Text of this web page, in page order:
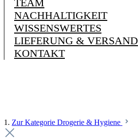
TEAM
NACHHALTIGKEIT
WISSENSWERTES
LIEFERUNG & VERSAND
KONTAKT
1. Zur Kategorie Drogerie & Hygiene